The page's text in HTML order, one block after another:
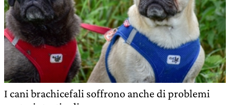
I cani brachicefali soffrono anche di problemi